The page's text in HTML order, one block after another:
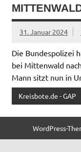
31. Januar 2024
Die Bundespolizei
bei Mittenwald
Mann sitzt nun in
Kreisbote.de - GAP
WordPress-